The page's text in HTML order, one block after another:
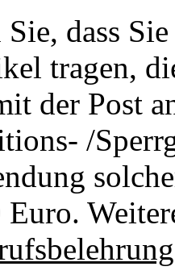
dass
tragen,
der Post
/
Euro.